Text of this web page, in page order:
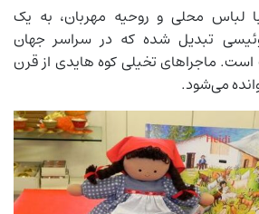
لباس محلی و روحیه مهربان، به یک
تبدیل شده که در سراسر جهان
ماجراهای تخیلی کوه هایدی از قرن
می‌شود.